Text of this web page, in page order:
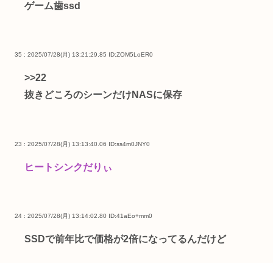
ゲーム歯ssd
35 : 2025/07/28(月) 13:21:29.85 ID:ZOM5LoER0
>>22
抜きどころのシーンだけNASに保存
23 : 2025/07/28(月) 13:13:40.06 ID:ss4m0JNY0
ヒートシンクだりぃ
24 : 2025/07/28(月) 13:14:02.80 ID:41aEo+mm0
SSDで前年比で価格が2倍になってるんだけど